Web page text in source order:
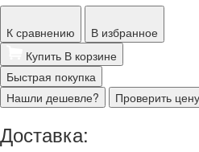
К сравнению
В избранное
Купить В корзине
Быстрая покупка
Нашли дешевле?
Проверить
Доставка: